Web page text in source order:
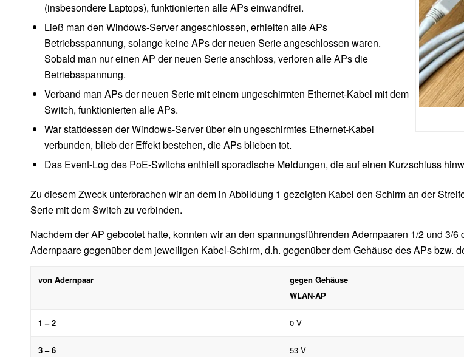
(insbesondere Laptops), funktionierten alle APs einwandfrei.
Ließ man den Windows-Server angeschlossen, erhielten alle APs
Betriebsspannung, solange keine APs der neuen Serie angeschlossen waren.
Sobald man nur einen AP der neuen Serie anschloss, verloren alle APs die
Betriebsspannung.
Verband man APs der neuen Serie mit einem ungeschirmten Ethernet-Kabel mit dem
Switch, funktionierten alle APs.
War stattdessen der Windows-Server über ein ungeschirmtes Ethernet-Kabel
verbunden, blieb der Effekt bestehen, die APs blieben tot.
Das Event-Log des PoE-Switchs enthielt sporadische Meldungen, die auf einen Kurzschluss
Zu diesem Zweck unterbrachen wir an dem in Abbildung 1 gezeigten Kabel den Schirm an der
Serie mit dem Switch zu verbinden.
Nachdem der AP gebootet hatte, konnten wir an den spannungsführenden Adernpaaren 1/2 und
Adernpaare gegenüber dem jeweiligen Kabel-Schirm, d.h. gegenüber dem Gehäuse des APs bzw.
von Adernpaar
gegen Gehäuse
WLAN-AP
1 – 2 0 V
3 – 6 53 V